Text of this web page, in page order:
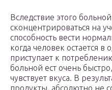
Вследствие этого
сконцентрироваться на
способность вести
когда человек остается в
приступает к
больной ест очень
чувствует вкуса. В
продукты, абсолютно не